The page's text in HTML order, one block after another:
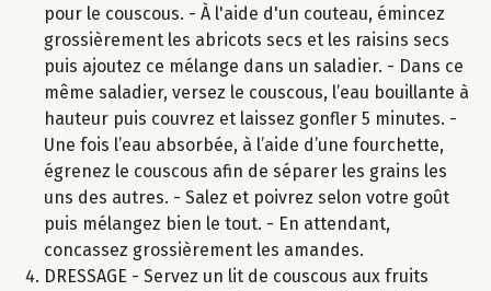
pour le couscous. - À l'aide d'un couteau, émincez
grossièrement les abricots secs et les raisins secs
puis ajoutez ce mélange dans un saladier. - Dans ce
même saladier, versez le couscous, l’eau bouillante à
hauteur puis couvrez et laissez gonfler 5 minutes. -
Une fois l’eau absorbée, à l’aide d’une fourchette,
égrenez le couscous afin de séparer les grains les
uns des autres. - Salez et poivrez selon votre goût
puis mélangez bien le tout. - En attendant,
concassez grossièrement les amandes.
DRESSAGE - Servez un lit de couscous aux fruits